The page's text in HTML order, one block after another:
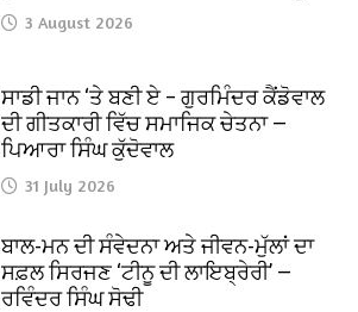
3 August 2026
ਸਾਡੀ ਜਾਨ ‘ਤੇ ਬਣੀ ਏ – ਗੁਰਮਿੰਦਰ ਕੈਂਡੋਵਾਲ
ਦੀ ਗੀਤਕਾਰੀ ਵਿੱਚ ਸਮਾਜਿਕ ਚੇਤਨਾ —
ਪਿਆਰਾ ਸਿੰਘ ਕੁੱਦੋਵਾਲ
31 July 2026
ਬਾਲ-ਮਨ ਦੀ ਸੰਵੇਦਨਾ ਅਤੇ ਜੀਵਨ-ਮੁੱਲਾਂ ਦਾ
ਸਫ਼ਲ ਸਿਰਜਣ ‘ਟੀਨੂ ਦੀ ਲਾਇਬ੍ਰੇਰੀ’ —
ਰਵਿੰਦਰ ਸਿੰਘ ਸੋਢੀ